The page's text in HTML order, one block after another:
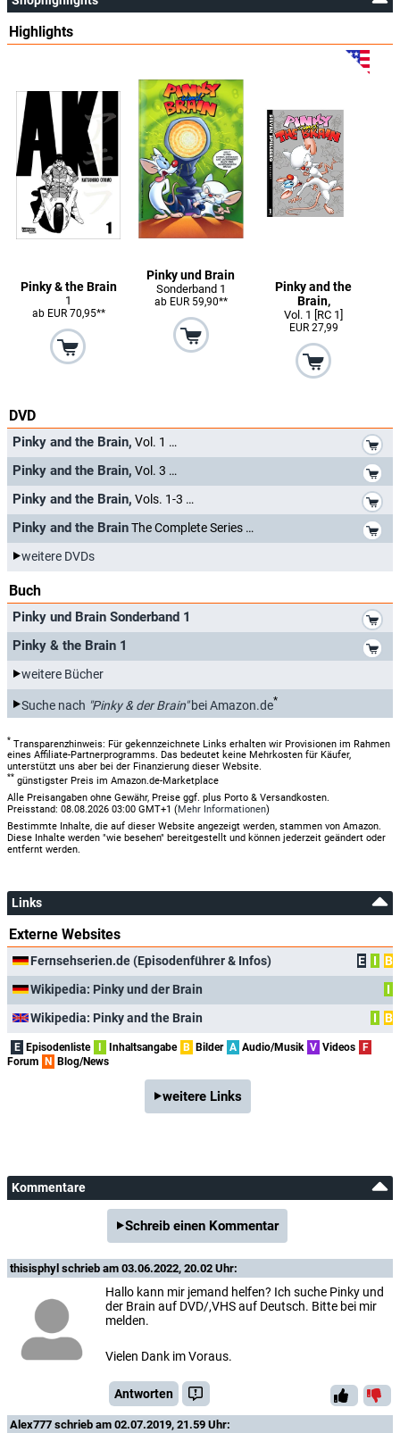
Highlights
Pinky & the Brain
1
ab EUR 70,95**
Pinky und Brain
Sonderband 1
ab EUR 59,90**
Pinky and the
Brain,
Vol. 1 [RC 1]
EUR 27,99
DVD
Pinky and the Brain, Vol. 1
Pinky and the Brain, Vol. 3
Pinky and the Brain, Vols. 1-3
Pinky and the BrainThe Complete Series
weitere DVDs
Buch
Pinky und Brain Sonderband 1
Pinky & the Brain 1
weitere Bücher
Suche nach "Pinky & der Brain"bei Amazon.de*
* Transparenzhinweis: Für gekennzeichnete Links erhalten wir Provisionen im Rahmen
eines Affiliate-Partnerprogramms. Das bedeutet keine Mehrkosten für Käufer,
unterstützt uns aber bei der Finanzierung dieser Website.
** günstigster Preis im Amazon.de-Marketplace
Alle Preisangaben ohne Gewähr, Preise ggf. plus Porto & Versandkosten.
Preisstand: 08.08.2026 03:00 GMT+1 (Mehr Informationen)
Bestimmte Inhalte, die auf dieser Website angezeigt werden, stammen von Amazon.
Diese Inhalte werden "wie besehen" bereitgestellt und können jederzeit geändert oder
entfernt werden.
Links
Externe Websites
Fernsehserien.de (Episodenführer & Infos) E I
B
Wikipedia: Pinky und der Brain
I
Wikipedia: Pinky and the Brain
I B
E Episodenliste Inhaltsangabe B Bilder A Audio/Musik V Videos
F
Forum
N Blog/News
weitere Links
Kommentare
Schreib einen Kommentar
thisisphyl schrieb am 03.06.2022, 20.02 Uhr:
Hallo kann mir jemand helfen? Ich suche Pinky und
der Brain auf DVD/,VHS auf Deutsch. Bitte bei mir
melden.
Vielen Dank im Voraus.
Antworten
Alex777 schrieb am 02.07.2019, 21.59 Uhr: